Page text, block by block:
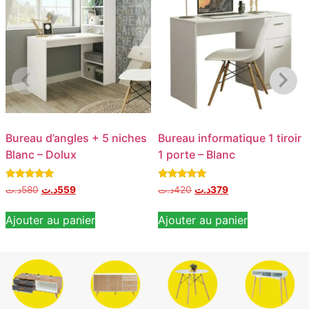
Bureau d’angles + 5 niches
Blanc – Dolux
Note
5.00
580د.ت 559د.ت
Ajouter au panier
Bureau informatique 1 tiroir
1 porte – Blanc
Note
5.00
420د.ت 379د.ت
Ajouter au panier